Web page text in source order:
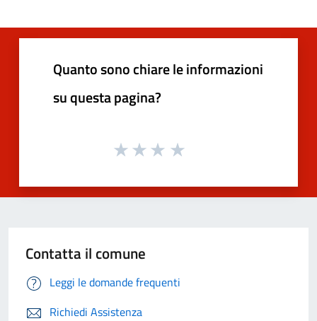
Quanto sono chiare le informazioni
su questa pagina?
Contatta il comune
Leggi le domande frequenti
Richiedi Assistenza